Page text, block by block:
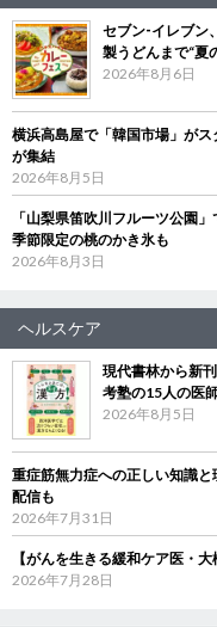
セブン‐イレブ
製うどんまで“夏
2026年8月6日
横浜高島屋で「韓国市場」が
が集結
2026年8月5日
「山梨県笛吹川フルーツ公園
季節限定の桃のかき氷も
2026年8月3日
ヘルスケア
現代書林から新
考塾の15人の医
2026年8月5日
重症筋無力症への正しい知識
配信も
2026年7月31日
【がんを生きる緩和ケア医・
2026年7月28日